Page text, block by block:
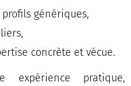
génériques,
concrète et vécue.
expérience pratique,